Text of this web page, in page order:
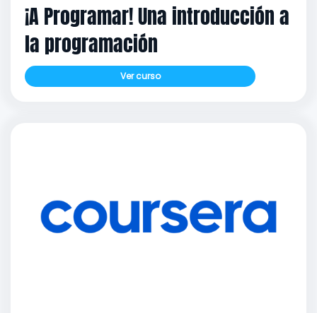
¡A Programar! Una introducción a
la programación
Ver curso